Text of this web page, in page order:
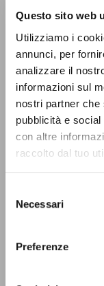
Questo sito web
Utilizziamo i
annunci, per
analizzare il
informazioni sul
nostri partner che
pubblicità e
con altre
raccolto dal tuo
delNecessari
Preferenze
Giussani Luigi
1999
Pages: 4
0